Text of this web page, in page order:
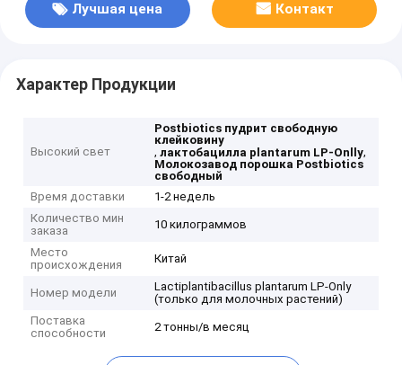
Лучшая цена Контакт
Характер Продукции
Высокий свет
Postbiotics пудрит свободную
клейковину
,лактобацилла plantarum LP-Onlly,
Молокозавод порошка Postbiotics
свободный
Время доставки
1-2 недель
Количество мин
заказа
10 килограммов
Место
происхождения
Китай
Номер модели
Lactiplantibacillus plantarum LP-Only
(только для молочных растений)
Поставка
способности
2 тонны/в месяц